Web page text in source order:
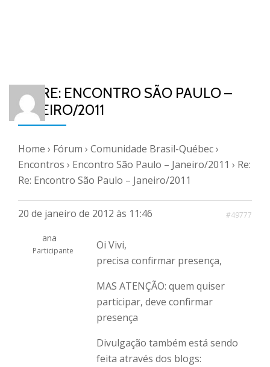
RE: RE: ENCONTRO SÃO PAULO –
JANEIRO/2011
Home › Fórum › Comunidade Brasil-Québec›
Encontros › Encontro São Paulo – Janeiro/2011 › Re:
Re: Encontro São Paulo – Janeiro/2011
20 de janeiro de 2012 às 11:46 #49777
ana
Participante
Oi Vivi,
precisa confirmar presença,
MAS ATENÇÃO: quem quiser
participar, deve confirmar
presença
Divulgação também está sendo
feita através dos blogs: